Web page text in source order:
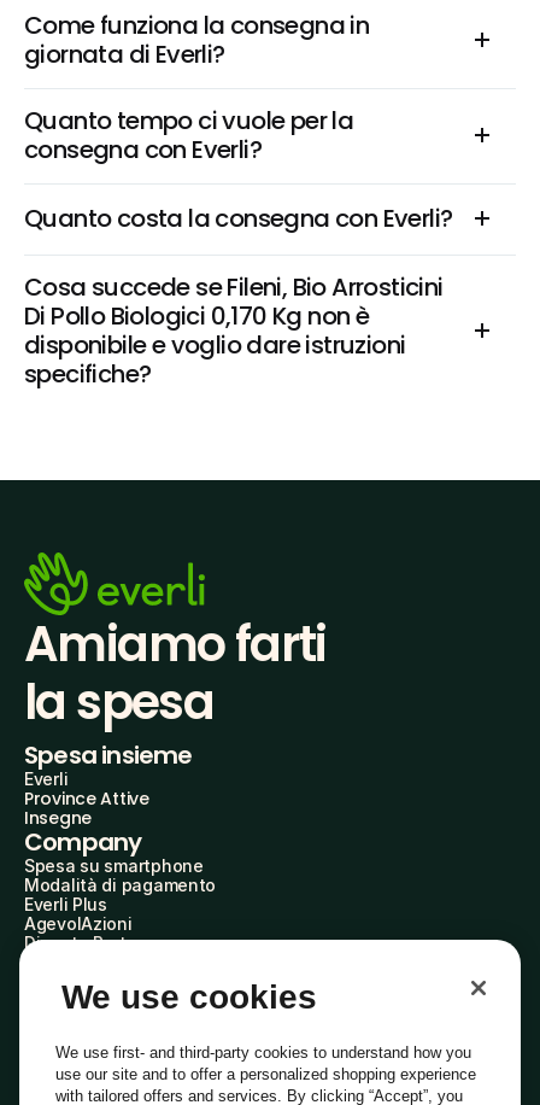
Come funziona la consegna in
giornata di Everli?
Quanto tempo ci vuole per la
consegna con Everli?
Quanto costa la consegna con Everli?
Cosa succede se Fileni, Bio Arrosticini
Di Pollo Biologici 0,170 Kg non è
disponibile e voglio dare istruzioni
specifiche?
Amiamo farti
la spesa
Spesa insieme
Everli
Province Attive
Insegne
Company
Spesa su smartphone
Modalità di pagamento
Everli Plus
AgevolAzioni
Diventa Partner
Everli Shoppers
About Us
Everli News
Domande frequenti
Lavora con noi
We use cookies
We use first- and third-party cookies to understand how you
use our site and to offer a personalized shopping experience
with tailored offers and services. By clicking “Accept”, you